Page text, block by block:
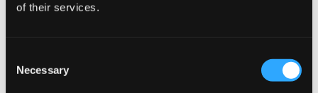
of their services.
Selection
Necessary